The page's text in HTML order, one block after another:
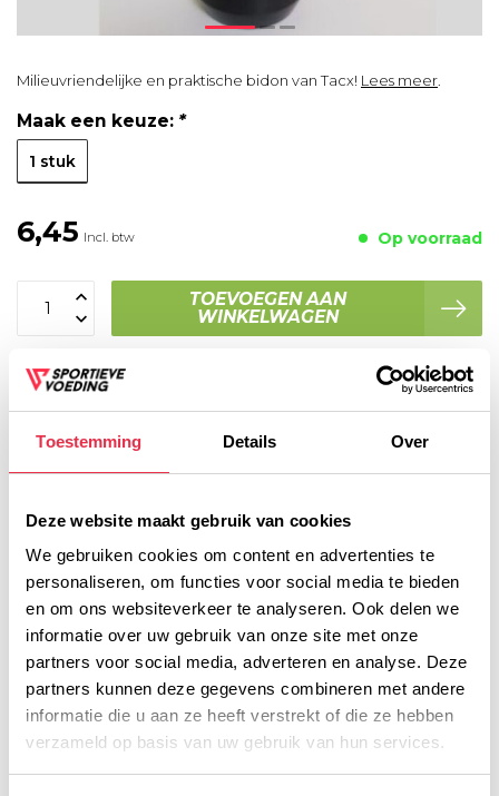
Toestemming Details Over
Deze website maakt gebruik van cookies
We gebruiken cookies om content en advertenties te
personaliseren, om functies voor social media te bieden
en om ons websiteverkeer te analyseren. Ook delen we
informatie over uw gebruik van onze site met onze
partners voor social media, adverteren en analyse. Deze
partners kunnen deze gegevens combineren met andere
informatie die u aan ze heeft verstrekt of die ze hebben
verzameld op basis van uw gebruik van hun services.
Milieuvriendelijke en praktische bidon van Tacx! Lees meer
Maak een keuze: *
1 stuk
6,45 Incl. btw Op voorraad
TOEVOEGEN AAN
WINKELWAGEN
Plaats je bestelling binnen
, dan wordt je
Voor 16:00 besteld, dezelfde werkdag verzonden!
Gratis cadeau vanaf € 75,-
Productomschrijving
Voedingswaarde
Gerelateerde producten